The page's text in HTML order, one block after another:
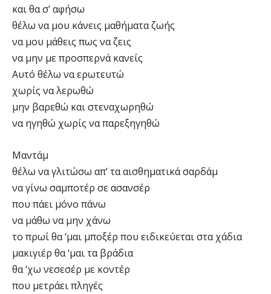
και θα σ’ αφήσω
θέλω να μου κάνεις μαθήματα ζωής
να μου μάθεις πως να ζεις
να μην με προσπερνά κανείς
Αυτό θέλω να ερωτευτώ
χωρίς να λερωθώ
μην βαρεθώ και στεναχωρηθώ
να ηγηθώ χωρίς να παρεξηγηθώ
Μαντάμ
θέλω να γλιτώσω απ’ τα αισθηματικά σαρδάμ
να γίνω σαμποτέρ σε ασανσέρ
που πάει μόνο πάνω
να μάθω να μην χάνω
το πρωί θα ‘μαι μποξέρ που ειδικεύεται στα χάδια
μακιγιέρ θα ‘μαι τα βράδια
θα ‘χω νεσεσέρ με κοντέρ
που μετράει πληγές